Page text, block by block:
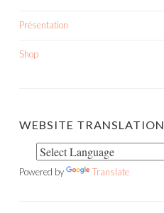
Présentation
Shop
WEBSITE TRANSLATION
Powered by Translate